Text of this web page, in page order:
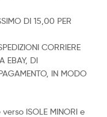
DI 15,00 PER
CORRIERE
EBAY, DI
IN MODO
ISOLE MINORI e